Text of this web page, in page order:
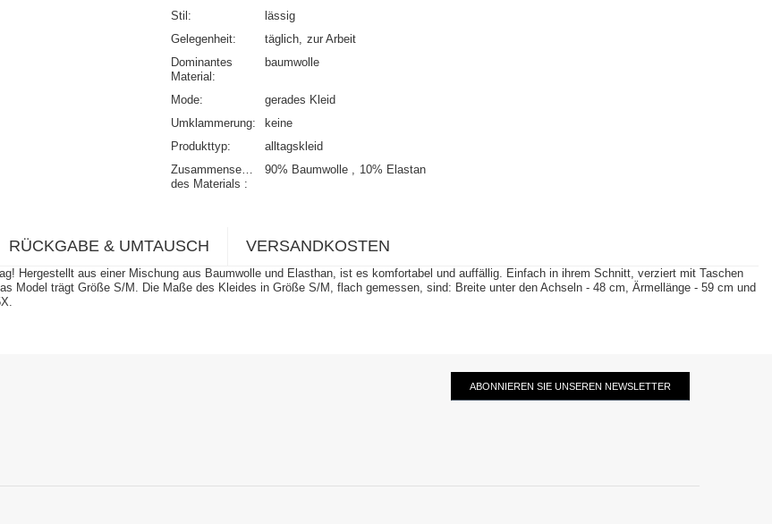
Stil
lässig
Gelegenheit
täglich zur Arbeit
Dominantes
Material
baumwolle
Mode
gerades Kleid
Umklammerung
keine
Produkttyp
alltagskleid
Zusammensetzung
des Materials
90% Baumwolle 10% Elastan
RÜCKGABE & UMTAUSCH VERSANDKOSTEN
Hergestellt aus einer Mischung aus Baumwolle und Elasthan, ist es komfortabel und auffällig. Einfach in ihrem Schnitt, verziert mit Taschen
Model trägt Größe S/M. Die Maße des Kleides in Größe S/M, flach gemessen, sind: Breite unter den Achseln - 48 cm, Ärmellänge - 59 cm und
ABONNIEREN SIE UNSEREN NEWSLETTER